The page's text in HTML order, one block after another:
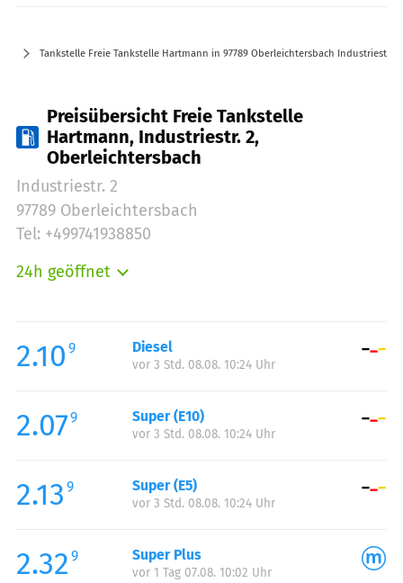
Tankstelle Freie Tankstelle Hartmann in 97789 Oberleichtersbach Industriestr. 2
Preisübersicht Freie Tankstelle
Hartmann, Industriestr. 2,
Oberleichtersbach
Industriestr. 2
97789 Oberleichtersbach
Tel: +499741938850
24h geöffnet
Mittwoch:
00:00-24:00
Donnerstag:
Samstag:
00:00-24:00
Sonntag:
2.10 9 Diesel
vor 3 Std. 08.08. 10:24 Uhr
2.079 Super (E10)
vor 3 Std. 08.08. 10:24 Uhr
2.13 9 Super (E5)
vor 3 Std. 08.08. 10:24 Uhr
2.32 9 Super Plus
vor 1 Tag 07.08. 10:02 Uhr